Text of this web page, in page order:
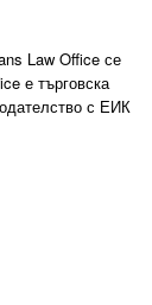
Law Office се
е търговска
с ЕИК